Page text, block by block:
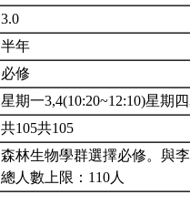
3.0
半年
必修
星期一3,4(10:20~12:10)星期
共105共105
森林生物學群選擇必修。與
總人數上限：110人